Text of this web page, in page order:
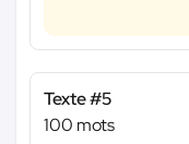
Texte #5
100 mots